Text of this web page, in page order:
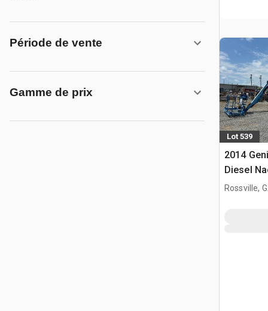
Période de vente
Gamme de prix
Lot 539
2014
Diesel
Rossville,